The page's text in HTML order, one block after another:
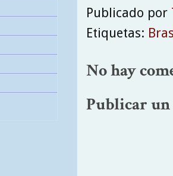
Publicado por
Etiquetas:
No hay
Publicar